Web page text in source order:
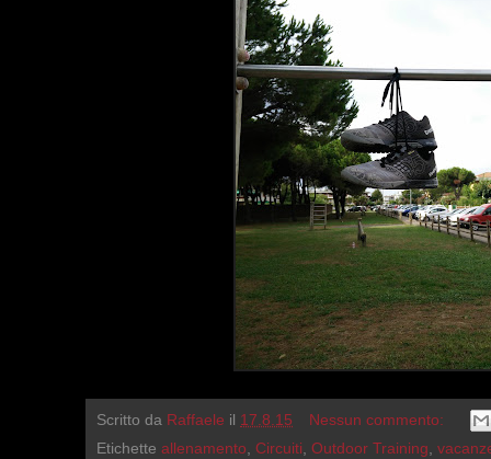
Scritto da Raffaele il 17.8.15
Nessun commento:
Etichette allenamento, Circuiti, Outdoor Training,